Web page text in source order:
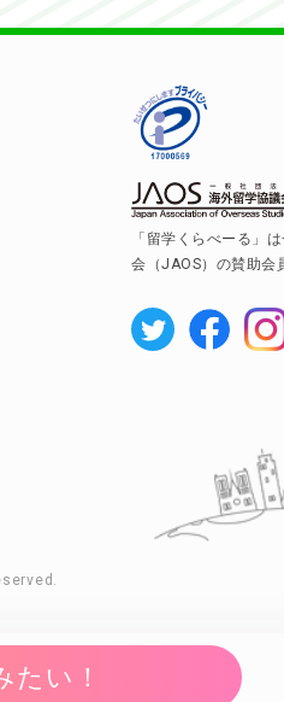
い！
「留学くらべーる」
会（JAOS）の賛助会